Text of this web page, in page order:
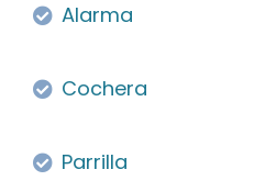
Alarma
Cochera
Parrilla